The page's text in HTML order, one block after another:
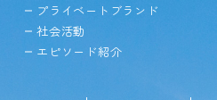
プライベートブランド
社会活動
エピソード紹介